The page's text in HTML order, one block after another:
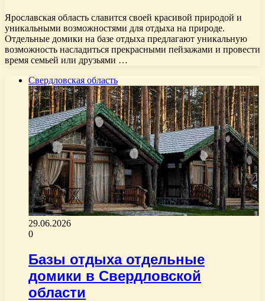
Ярославская область славится своей красивой природой и
уникальными возможностями для отдыха на природе.
Отдельные домики на базе отдыха предлагают уникальную
возможность насладиться прекрасными пейзажами и провести
время семьей или друзьями …
Свердловская область
29.06.2026
0
Базы отдыха отдельные
домики в Свердловской
области